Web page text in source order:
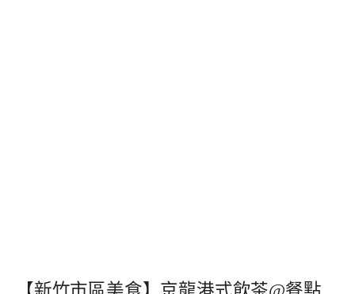
【新竹市區美食】京龍港式飲茶@餐點